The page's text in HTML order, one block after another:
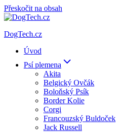
Přeskočit na obsah
DogTech.cz
Úvod
Psí plemena
Akita
Belgický Ovčák
Boloňský Psík
Border Kolie
Corgi
Francouzský Buldoček
Jack Russell